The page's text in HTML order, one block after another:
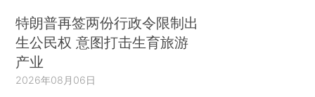
特朗普再签两份行政令限制出
生公民权 意图打击生育旅游
产业
2026年08月06日